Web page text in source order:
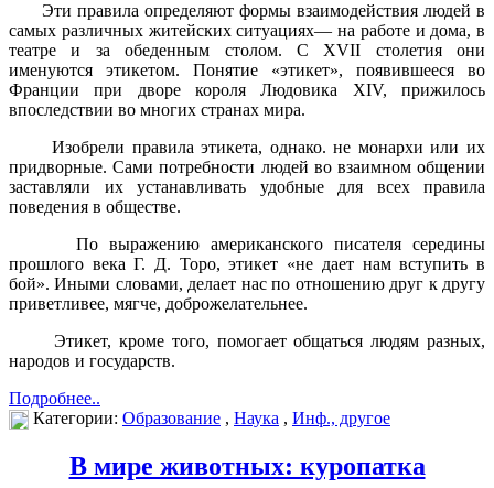
Эти правила определяют формы взаимодействия людей в
самых различных житейских ситуациях— на работе и дома, в
театре и за обеденным столом. С XVII столетия они
именуются этикетом. Понятие «этикет», появившееся во
Франции при дворе короля Людовика XIV, прижилось
впоследствии во многих странах мира.
Изобрели правила этикета, однако. не монархи или их
придворные. Сами потребности людей во взаимном общении
заставляли их устанавливать удобные для всех правила
поведения в обществе.
По выражению американского писателя середины
прошлого века Г. Д. Торо, этикет «не дает нам вступить в
бой». Иными словами, делает нас по отношению друг к другу
приветливее, мягче, доброжелательнее.
Этикет, кроме того, помогает общаться людям разных,
народов и государств.
Подробнее..
Категории: Образование , Наука , Инф., другое
В мире животных: куропатка